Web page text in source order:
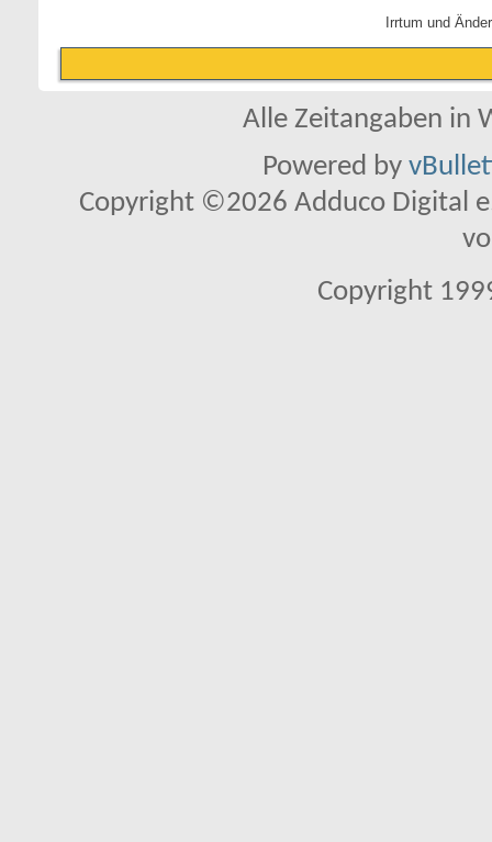
Irrtum und
Alle Zeitangaben in
Powered by
Copyright ©2026 Adduco Digital
Copyright